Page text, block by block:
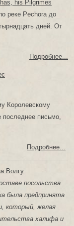
his Pilgrimes
реке Pechora до
дней. От
Подробнее...
Королевскому
письмо,
Подробнее...
Волгу
посольства
была предпринята
который, желая
халифа и